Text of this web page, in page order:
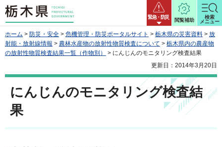
栃木県 緊急・防災
閲覧補助
検索
メニュー
ホーム > 防災・安全 > 危機管理・防災ポータルサイト > 栃木県の災害資料 > 放
射能・放射線情報 > 農林水産物の放射性物質検査について > 栃木県内の農産物
の放射性物質検査結果一覧（作物別）
> にんじんのモニタリング検査結果
更新日：2014年3月20日
にんじんのモニタリング検査結
果